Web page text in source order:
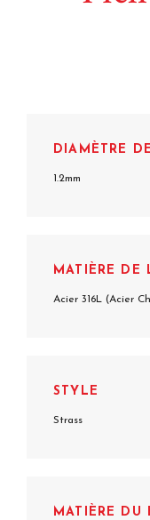
DIAMÈTRE
1.2mm
MATIÈRE DE
Acier 316L (Acier
STYLE
Strass
MATIÈRE DU